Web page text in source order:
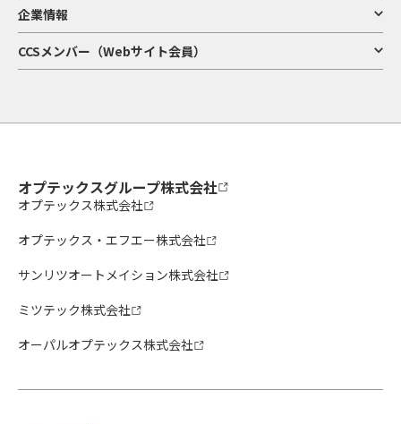
企業情報
CCSメンバー（Webサイト会員）
オプテックスグループ株式会社
オプテックス株式会社
オプテックス・エフエー株式会社
サンリツオートメイション株式会社
ミツテック株式会社
オーパルオプテックス株式会社